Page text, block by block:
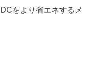
をより省エネするメ